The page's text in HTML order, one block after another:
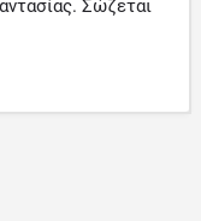
Σώζεται